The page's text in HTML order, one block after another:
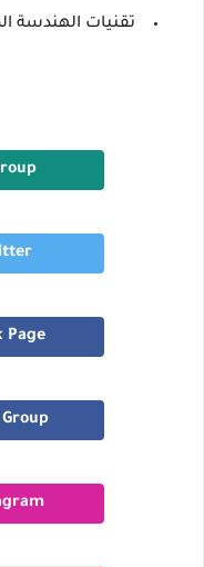
تقنيات الهندسة
Page